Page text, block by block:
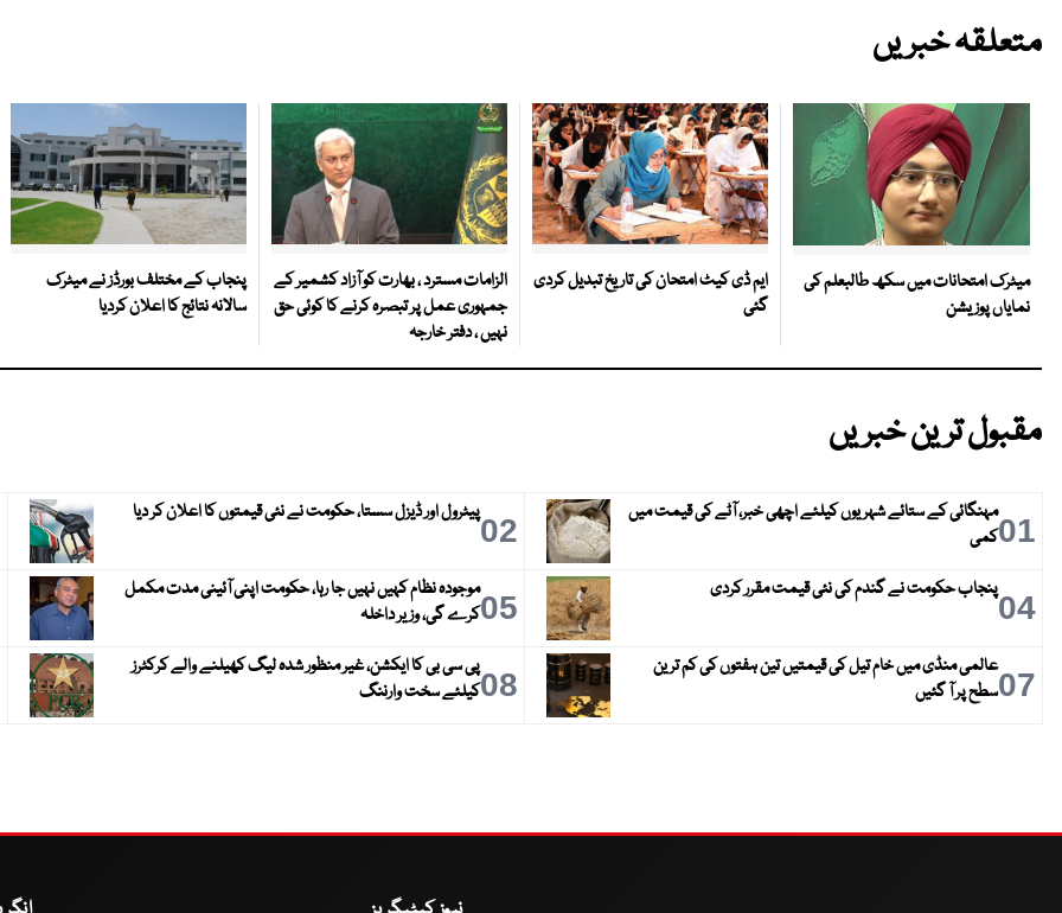
متعلقہ خبریں
میٹرک امتحانات میں سکھ طالبعلم کی
نمایاں پوزیشن
ایم ڈی کیٹ امتحان کی تاریخ تبدیل کردی
گئی
الزامات مسترد ، بھارت کو آزاد کشمیر کے
جمہوری عمل پر تبصرہ کرنے کا کوئی حق
نہیں ، دفتر خارجہ
پنجاب کے مختلف بورڈز نے میٹرک
سالانہ نتائج کا اعلان کردیا
مقبول ترین خبریں
01مہنگائی کے ستائے شہریوں کیلئے اچھی خبر، آٹے کی قیمت میں
کمی
02پیٹرول اور ڈیزل سستا، حکومت نے نئی قیمتوں کا اعلان کر دیا
04پنجاب حکومت نے گندم کی نئی قیمت مقرر کردی 05موجودہ نظام کہیں نہیں جا رہا، حکومت اپنی آئینی مدت مکمل
کرے گی، وزیر داخلہ
07عالمی منڈی میں خام تیل کی قیمتیں تین ہفتوں کی کم ترین
سطح پر آ گئیں
08پی سی بی کا ایکشن، غیر منظور شدہ لیگ کھیلنے والے کرکٹرز
کیلئے سخت وارننگ